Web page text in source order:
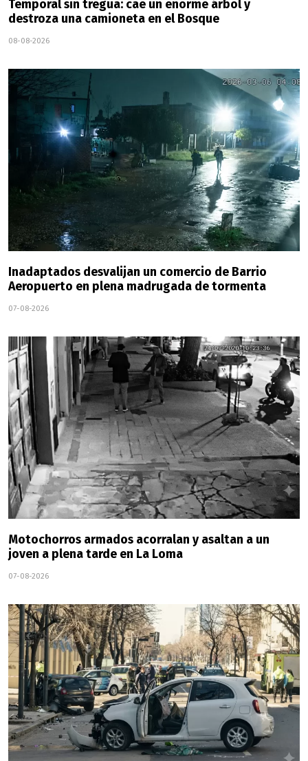
Temporal sin tregua: cae un enorme árbol y
destroza una camioneta en el Bosque
08-08-2026
Inadaptados desvalijan un comercio de Barrio
Aeropuerto en plena madrugada de tormenta
07-08-2026
Motochorros armados acorralan y asaltan a un
joven a plena tarde en La Loma
07-08-2026